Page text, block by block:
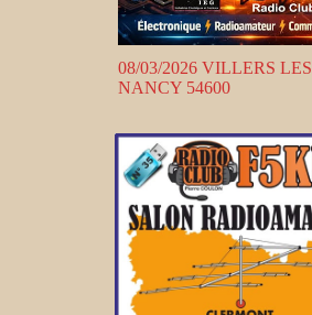
08/03/2026 VILLERS LES
NANCY 54600